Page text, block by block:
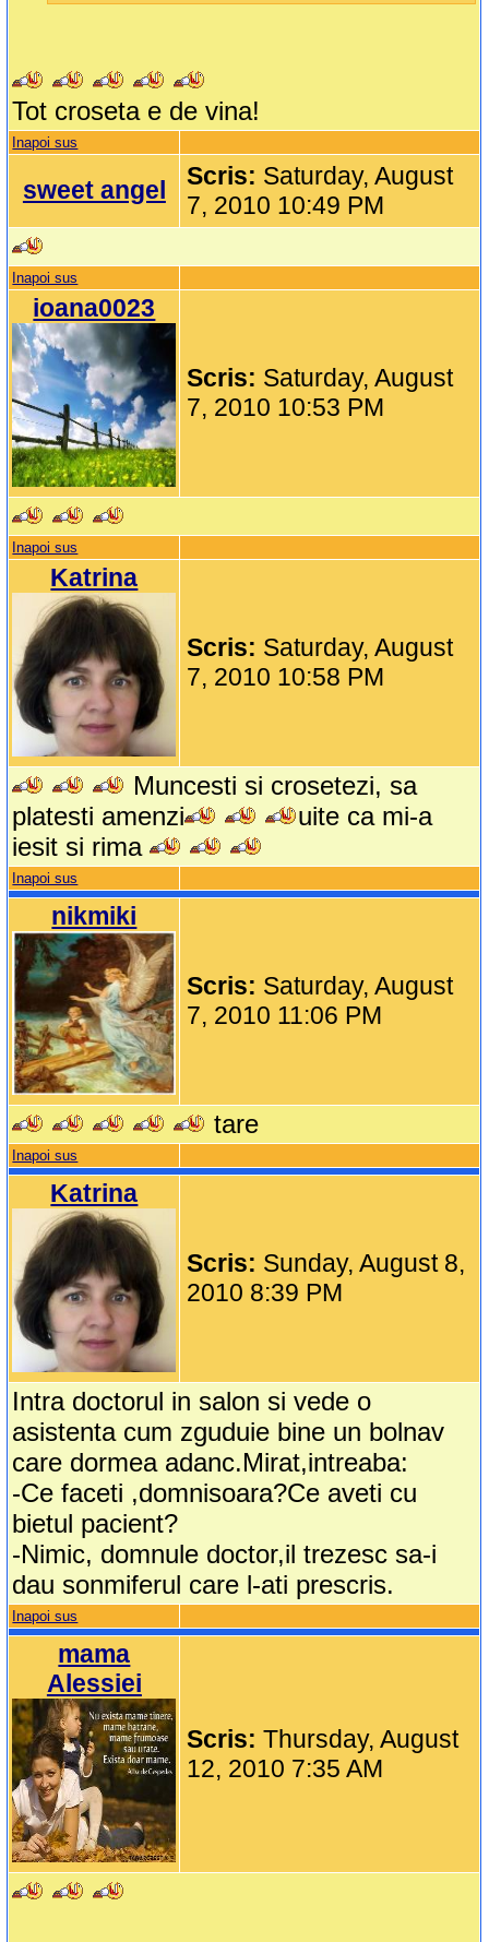
Tot croseta e de vina!
Inapoi sus
sweet angel Scris: Saturday, August
7, 2010 10:49 PM
Inapoi sus
ioana0023
Scris: Saturday, August
7, 2010 10:53 PM
Inapoi sus
Katrina
Scris: Saturday, August
7, 2010 10:58 PM
Muncesti si crosetezi, sa
platesti amenzi
uite ca mi-a
iesit si rima
Inapoi sus
nikmiki
Scris: Saturday, August
7, 2010 11:06 PM
tare
Inapoi sus
Katrina
Scris: Sunday, August 8,
2010 8:39 PM
Intra doctorul in salon si vede o
asistenta cum zguduie bine un bolnav
care dormea adanc.Mirat,intreaba:
-Ce faceti ,domnisoara?Ce aveti cu
bietul pacient?
-Nimic, domnule doctor,il trezesc sa-i
dau sonmiferul care l-ati prescris.
Inapoi sus
mama
Alessiei
Scris:Thursday, August
12, 2010 7:35 AM